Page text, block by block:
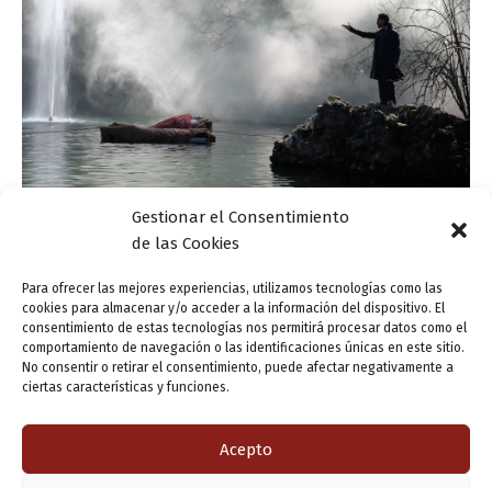
Gestionar el Consentimiento
de las Cookies
Para ofrecer las mejores experiencias, utilizamos tecnologías como las
cookies para almacenar y/o acceder a la información del dispositivo. El
consentimiento de estas tecnologías nos permitirá procesar datos como el
comportamiento de navegación o las identificaciones únicas en este sitio.
No consentir o retirar el consentimiento, puede afectar negativamente a
ciertas características y funciones.
Acepto
Cinco obras imperdibles de José Zorrilla
ensutinta/28 febrero, 2017
El pasado fin de semana, días 25 y 26 de febrero, el
Campo Grande Valladolid sirvió como escenario para una